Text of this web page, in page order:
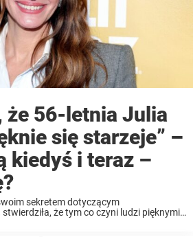
że 56-letnia Julia
się starzeje” –
kiedyś i teraz –
sekretem dotyczącym
że tym co czyni ludzi pięknymi